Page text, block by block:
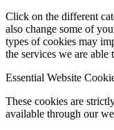
Click on the different
also change some of
types of cookies may
the services we are able
Essential Website
These cookies are
available through our